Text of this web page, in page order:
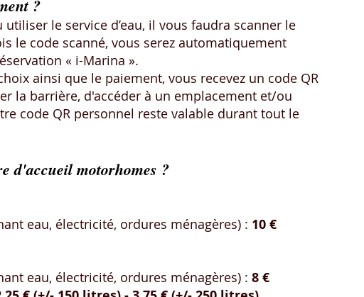
?
le service d’eau, il vous faudra scanner le
le code scanné, vous serez automatiquement
« i-Marina ».
ainsi que le paiement, vous recevez un code QR
la barrière, d'accéder à un emplacement et/ou
code QR personnel reste valable durant tout le
d'accueil motorhomes ?
eau, électricité, ordures ménagères) : 10 €
eau, électricité, ordures ménagères) : 8 €